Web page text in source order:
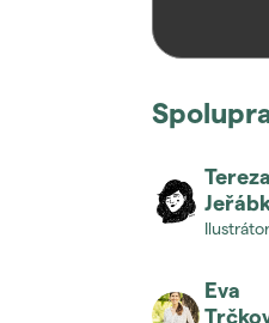
Tereza
ilustrátor
Eva